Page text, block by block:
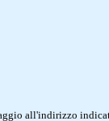
all'indirizzo